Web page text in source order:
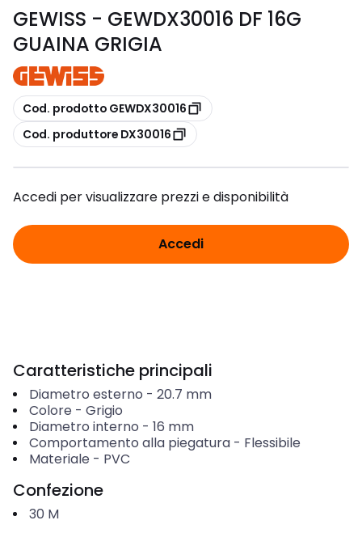
GEWISS - GEWDX30016 DF 16G
GUAINA GRIGIA
copia
Cod. prodotto GEWDX30016
copia
Cod. produttore DX30016
Accedi per visualizzare prezzi e disponibilità
Accedi
Caratteristiche principali
Diametro esterno - 20.7 mm
Colore - Grigio
Diametro interno - 16 mm
Comportamento alla piegatura- Flessibile
Materiale - PVC
Confezione
30 M